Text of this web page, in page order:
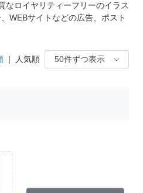
なロイヤリティーフリーのイラス
WEBサイトなどの広告、ポスト
| 人気順